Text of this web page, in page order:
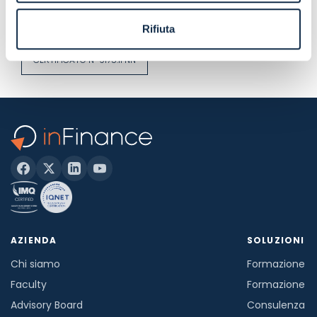
Rifiuta
disponibile su richiesta.
CERTIFICATO N° 9175.IFNN
AZIENDA
Chi siamo
Faculty
Advisory Board
SOLUZIONI
Formazione
Formazione
Consulenza